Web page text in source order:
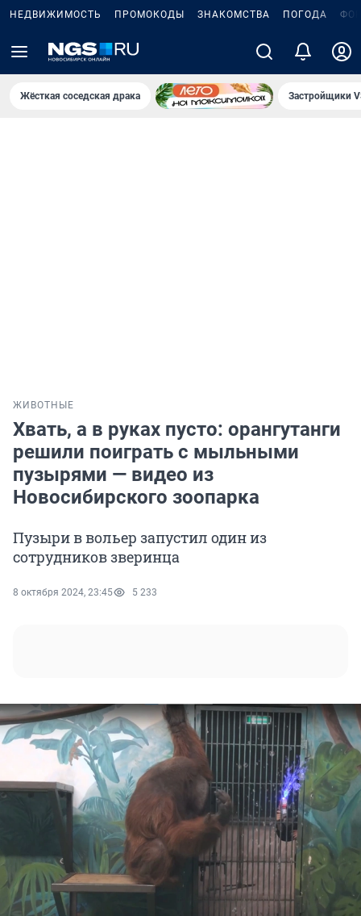
НЕДВИЖИМОСТЬ ПРОМОКОДЫ ЗНАКОМСТВА ПОГОДА
Жёсткая соседская драка Застройщики
ЖИВОТНЫЕ
Хвать, а в руках пусто: орангутанги
решили поиграть с мыльными
пузырями — видео из
Новосибирского зоопарка
Пузыри в вольер запустил один из
сотрудников зверинца
8 октября 2024, 23:45 5 233